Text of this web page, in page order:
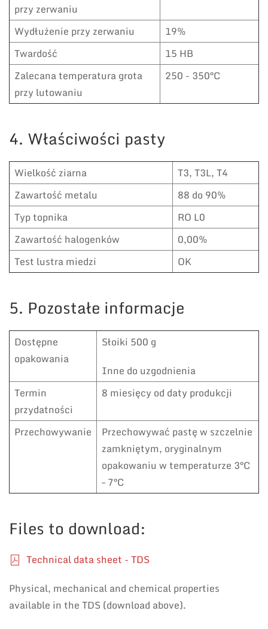
przy zerwaniu
Wydłużenie przy zerwaniu
19%
Twardość
15 HB
Zalecana temperatura grota
przy lutowaniu
250 - 350°C
4. Właściwości pasty
Wielkość ziarna
T3, T3L, T4
Zawartość metalu
88 do 90%
Typ topnika
RO L0
Zawartość halogenków
0,00%
Test lustra miedzi
OK
5. Pozostałe informacje
Dostępne
opakowania
Słoiki 500 g
Inne do uzgodnienia
Termin
przydatności
8 miesięcy od daty produkcji
Przechowywanie
Przechowywać pastę w szczelnie
zamkniętym, oryginalnym
opakowaniu w temperaturze 3°C
– 7°C
Files to download:
Technical data sheet - TDS
Physical, mechanical and chemical properties
available in the TDS (download above).